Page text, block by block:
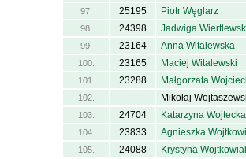
97. 25195 Piotr Węglarz
98. 24398 Jadwiga
99. 23164 Anna Witalewska
100. 23165 Maciej Witalewski
101. 23288 Małgorzata
102. Mikołaj
103. 24704 Katarzyna Wojtecka
104. 23833 Agnieszka
105. 24088 Krystyna